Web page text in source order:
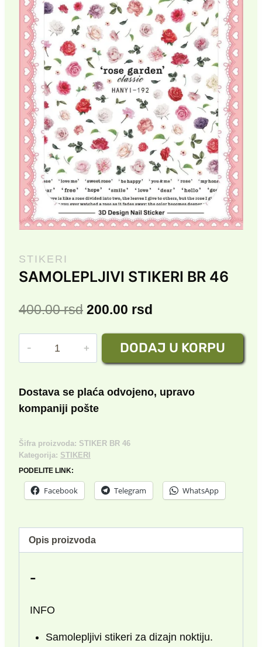
STIKERI
SAMOLEPLJIVI STIKERI BR 46
400.00rsd Originalna
cena
je
400.00 rsd.
200.00 rsd
cena
je:
SAMOLEPLJIVI
46
količina
DODAJ U KORPU
Dostava se plaća odvojeno, upravo
kompaniji pošte
Šifra proizvoda: STIKER BR 46
Kategorija: STIKERI
PODELITE LINK:
Facebook Telegram WhatsApp
Opis proizvoda
-
INFO
Samolepljivi stikeri za dizajn noktiju.